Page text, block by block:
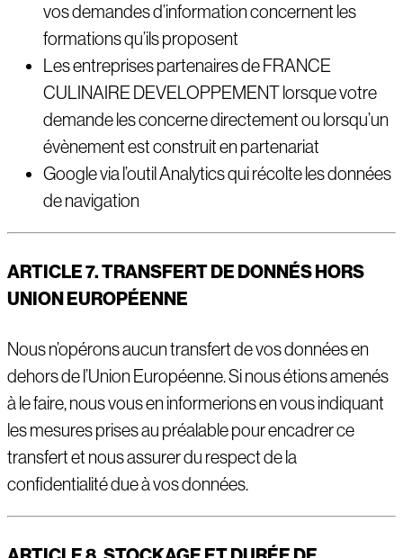
vos demandes d’information concernent les
formations qu’ils proposent
Les entreprises partenaires de FRANCE
CULINAIRE DEVELOPPEMENT lorsque votre
demande les concerne directement ou lorsqu’un
évènement est construit en partenariat
Google via l’outil Analytics qui récolte les données
de navigation
ARTICLE 7. TRANSFERT DE DONNÉS HORS
UNION EUROPÉENNE
Nous n’opérons aucun transfert de vos données en
dehors de l’Union Européenne. Si nous étions amenés
à le faire, nous vous en informerions en vous indiquant
les mesures prises au préalable pour encadrer ce
transfert et nous assurer du respect de la
confidentialité due à vos données.